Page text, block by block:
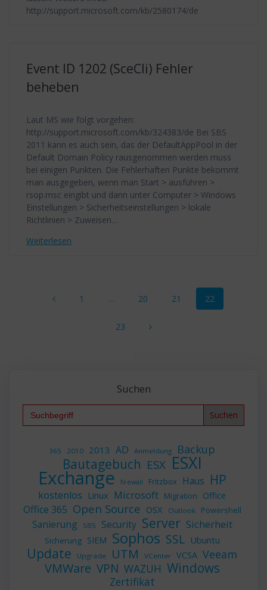
http://support.microsoft.com/kb/2580174/de
Event ID 1202 (SceCli) Fehler
beheben
Laut MS wie folgt vorgehen:
http://support.microsoft.com/kb/324383/de Bei SBS
2011 kann es auch sein, das der DefaultAppPool in der
Default Domain Policy rausgenommen werden muss
bei einigen Punkten. Die Fehlerhaften Punkte bekommt
man ausgegeben, wenn man Start > ausführen >
rsop.msc eingibt und dann unter Computer > Windows
Einstellungen > Sicherheitseinstellungen > lokale
Richtlinien > Zuweisen…
Weiterlesen
Seite
1 … Seite
20 Seite
21 Seite
22
Seite
23
Suchen
Search
365 2010 2013 AD Anmeldung Backup
Bautagebuch ESX ESXI
Exchange firewall Fritzbox Haus HP
kostenlos Linux Microsoft Migration Office
Office 365 Open Source OSX Outlook Powershell
Sanierung SBS Security Server Sicherheit
Sicherung SIEM Sophos SSL Ubuntu
Update Upgrade UTM VCenter VCSA Veeam
VMWare VPN WAZUH Windows
Zertifikat